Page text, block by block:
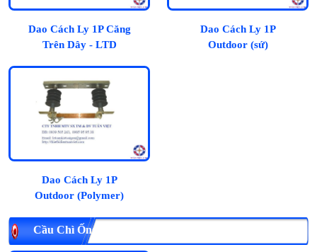
Dao Cách Ly 1P Căng
Trên Dây - LTD
Dao Cách Ly 1P
Outdoor (sứ)
Dao Cách Ly 1P
Outdoor (Polymer)
Cầu Chì Ống Trung Thế